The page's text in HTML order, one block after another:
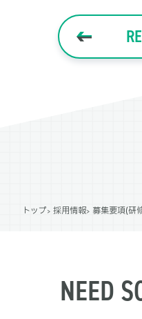
トップ 採用情報 募集要項(研
NEED